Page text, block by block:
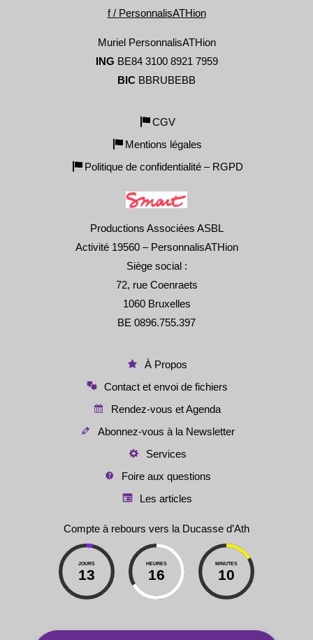
f / PersonnalisATHion
Muriel PersonnalisATHion
ING BE84 3100 8921 7959
BIC BBRUBEBB
CGV
Mentions légales
Politique de confidentialité – RGPD
Productions Associées ASBL
Activité 19560 – PersonnalisATHion
Siège social :
72, rue Coenraets
1060 Bruxelles
BE 0896.755.397
À Propos
Contact et envoi de fichiers
Rendez-vous et Agenda
Abonnez-vous à la Newsletter
Services
Foire aux questions
Les articles
Compte à rebours vers la Ducasse d’Ath
JOURS
13
HEURES
16
MINUTES
10